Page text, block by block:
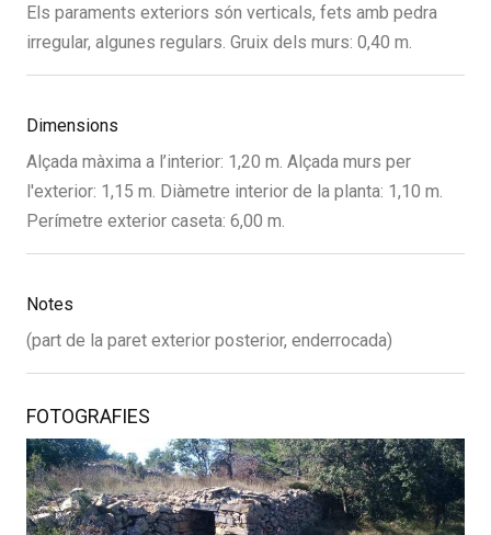
Els paraments exteriors són verticals, fets amb pedra
irregular, algunes regulars. Gruix dels murs: 0,40 m.
Dimensions
Alçada màxima a l’interior: 1,20 m. Alçada murs per
l'exterior: 1,15 m. Diàmetre interior de la planta: 1,10 m.
Perímetre exterior caseta: 6,00 m.
Notes
(part de la paret exterior posterior, enderrocada)
FOTOGRAFIES